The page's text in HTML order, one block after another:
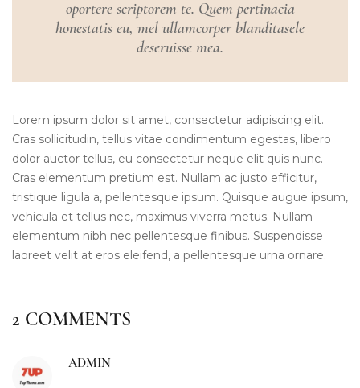
oportere scriptorem te. Quem pertinacia
honestatis eu, mel ullamcorper blanditasele
deseruisse mea.
Lorem ipsum dolor sit amet, consectetur adipiscing elit.
Cras sollicitudin, tellus vitae condimentum egestas, libero
dolor auctor tellus, eu consectetur neque elit quis nunc.
Cras elementum pretium est. Nullam ac justo efficitur,
tristique ligula a, pellentesque ipsum. Quisque augue ipsum,
vehicula et tellus nec, maximus viverra metus. Nullam
elementum nibh nec pellentesque finibus. Suspendisse
laoreet velit at eros eleifend, a pellentesque urna ornare.
2 COMMENTS
ADMIN